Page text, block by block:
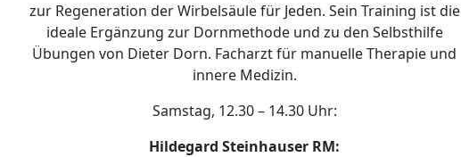
zur Regeneration der Wirbelsäule für Jeden. Sein Training ist die
ideale Ergänzung zur Dornmethode und zu den Selbsthilfe
Übungen von Dieter Dorn. Facharzt für manuelle Therapie und
innere Medizin.
Samstag, 12.30 – 14.30 Uhr:
Hildegard Steinhauser RM: